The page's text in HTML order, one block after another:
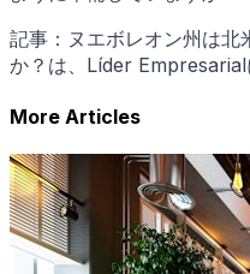
記事：ヌエボレオン州は北
か？は、Líder Empresarial
More Articles